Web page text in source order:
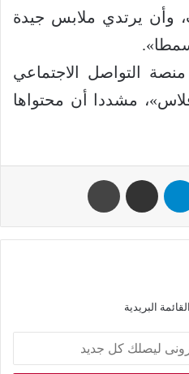
وأن يرتدي ملابس جيدة
التواصل الاجتماعي
مشددا أن محتواها
البريدية